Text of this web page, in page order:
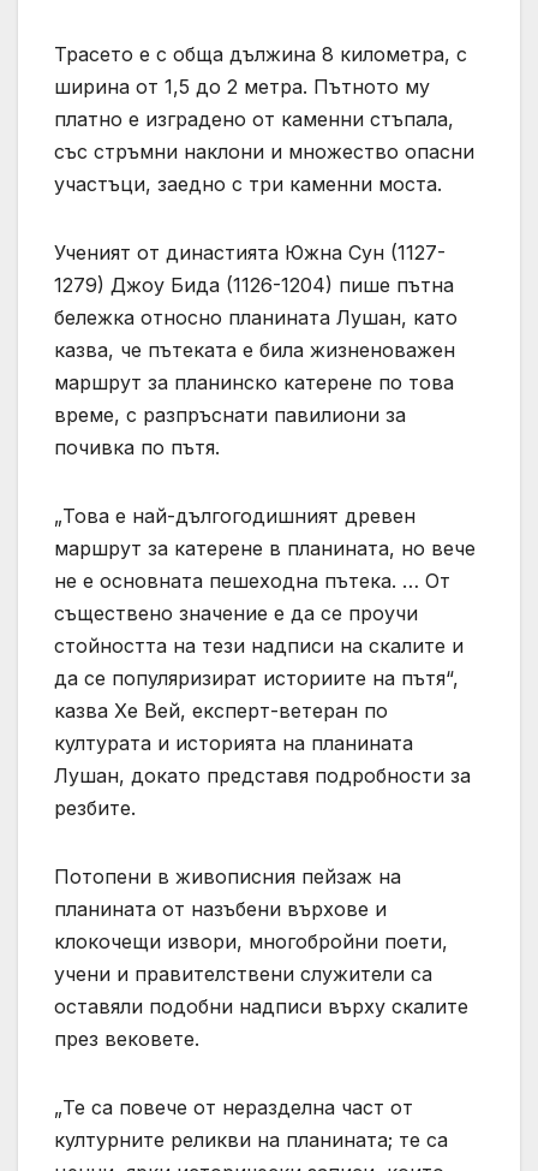
Трасето е с обща дължина 8 километра, с
ширина от 1,5 до 2 метра. Пътното му
платно е изградено от каменни стъпала,
със стръмни наклони и множество опасни
участъци, заедно с три каменни моста.
Ученият от династията Южна Сун (1127-
1279) Джоу Бида (1126-1204) пише пътна
бележка относно планината Лушан, като
казва, че пътеката е била жизненоважен
маршрут за планинско катерене по това
време, с разпръснати павилиони за
почивка по пътя.
„Това е най-дългогодишният древен
маршрут за катерене в планината, но вече
не е основната пешеходна пътека. … От
съществено значение е да се проучи
стойността на тези надписи на скалите и
да се популяризират историите на пътя“,
казва Хе Вей, експерт-ветеран по
културата и историята на планината
Лушан, докато представя подробности за
резбите.
Потопени в живописния пейзаж на
планината от назъбени върхове и
клокочещи извори, многобройни поети,
учени и правителствени служители са
оставяли подобни надписи върху скалите
през вековете.
„Те са повече от неразделна част от
културните реликви на планината; те са